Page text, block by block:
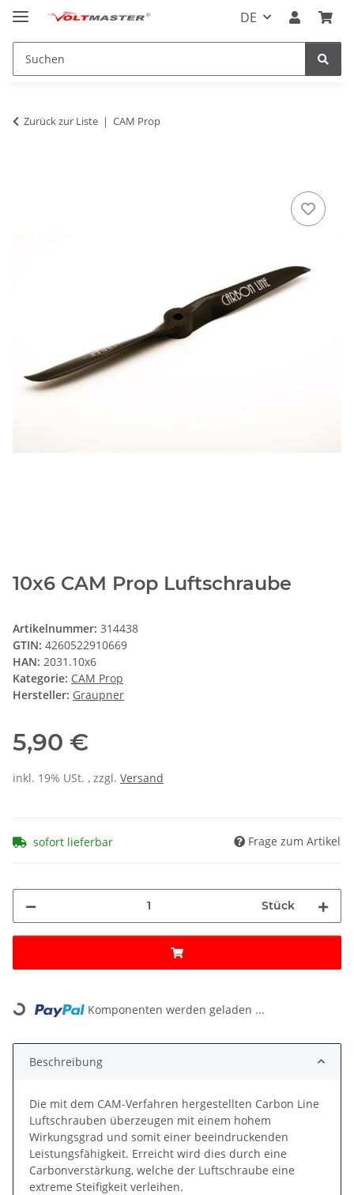
DE
Zurück zur Liste CAM Prop
10x6 CAM Prop Luftschraube
Artikelnummer: 314438
GTIN: 4260522910669
HAN: 2031.10x6
Kategorie: CAM Prop
Hersteller: Graupner
5,90 €
inkl. 19% USt. , zzgl. Versand
sofort lieferbar Frage zum Artikel
Stück
Loading... Komponenten werden geladen ...
Beschreibung
Die mit dem CAM-Verfahren hergestellten Carbon Line
Luftschrauben überzeugen mit einem hohem
Wirkungsgrad und somit einer beeindruckenden
Leistungsfähigkeit. Erreicht wird dies durch eine
Carbonverstärkung, welche der Luftschraube eine
extreme Steifigkeit verleihen.